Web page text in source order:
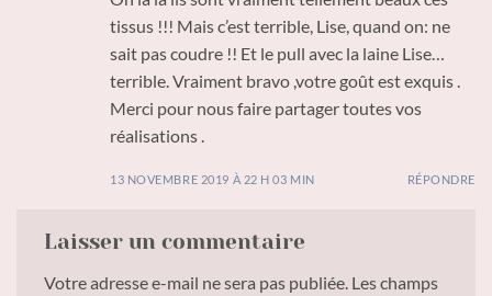
tissus !!! Mais c’est terrible, Lise, quand on: ne
sait pas coudre !! Et le pull avec la laine Lise…
terrible. Vraiment bravo ,votre goût est exquis .
Merci pour nous faire partager toutes vos
réalisations .
13 NOVEMBRE 2019 À 22 H 03 MIN RÉPONDRE
Laisser un commentaire
Votre adresse e-mail ne sera pas publiée. Les champs